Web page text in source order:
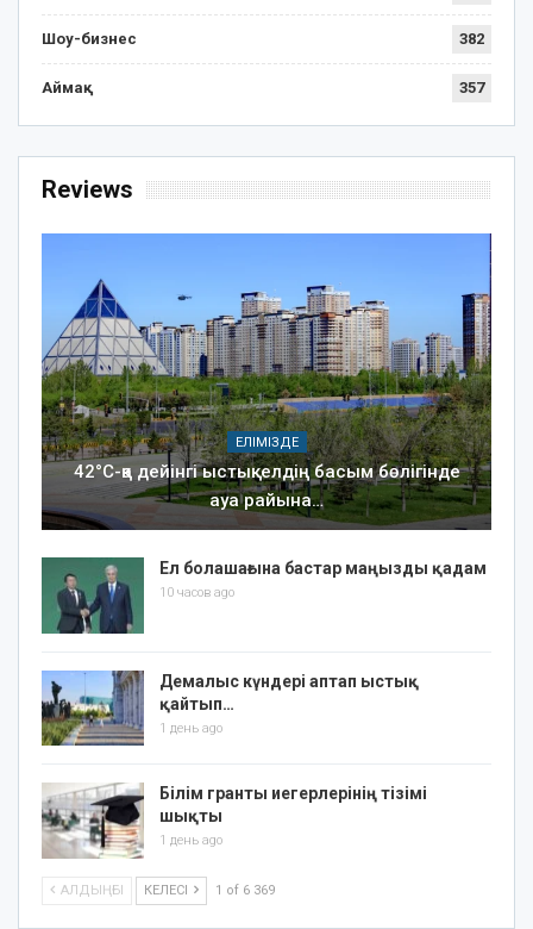
Шоу-бизнес 382
Аймақ 357
Reviews
ЕЛІМІЗДЕ
42°C-қа дейінгі ыстық: елдің басым бөлігінде
ауа райына…
Ел болашағына бастар маңызды қадам
10 часов ago
Демалыс күндері аптап ыстық
қайтып…
1 день ago
Білім гранты иегерлерінің тізімі
шықты
1 день ago
АЛДЫҢҒЫ КЕЛЕСІ 1 of 6 369